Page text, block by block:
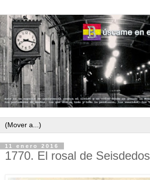
11 enero 2016
1770. El rosal de Seisdedos